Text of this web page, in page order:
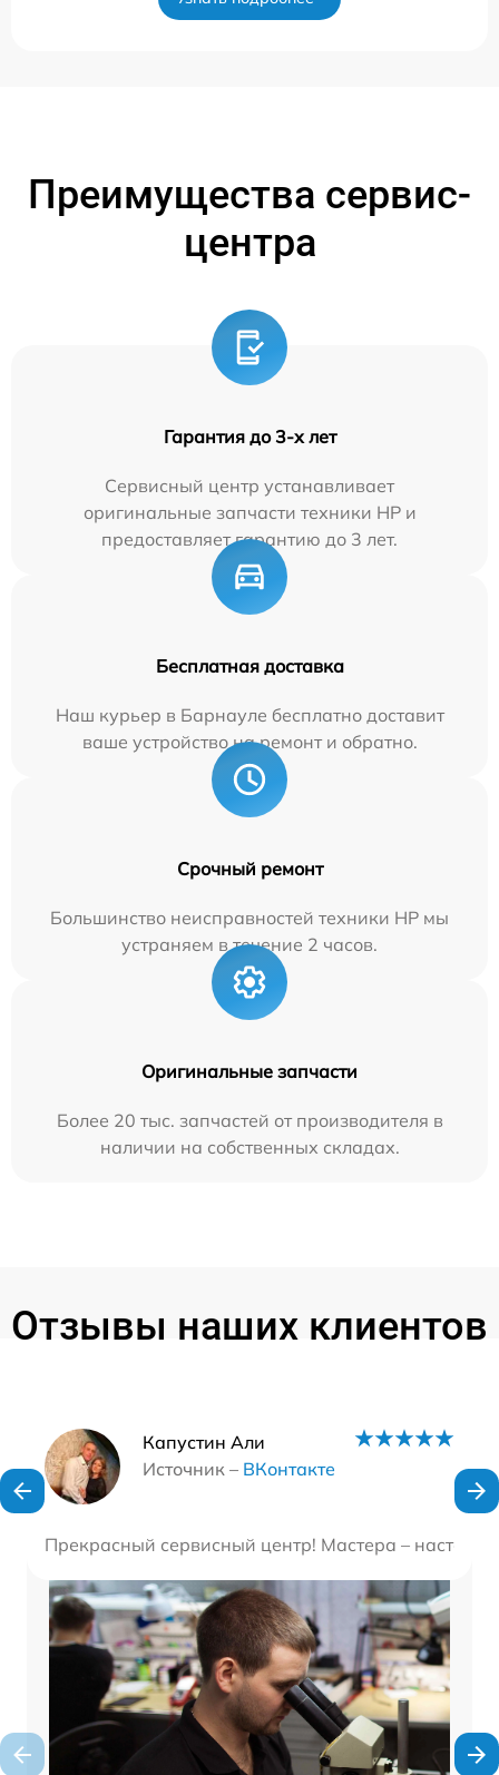
Преимущества сервис-
центра
Гарантия до 3-х лет
Сервисный центр устанавливает
оригинальные запчасти техники HP и
предоставляет гарантию до 3 лет.
Бесплатная доставка
Наш курьер в Барнауле бесплатно доставит
ваше устройство на ремонт и обратно.
Срочный ремонт
Большинство неисправностей техники HP мы
устраняем в течение 2 часов.
Оригинальные запчасти
Более 20 тыс. запчастей от производителя в
наличии на собственных складах.
Отзывы наших клиентов
Капустин Али
Источник – ВКонтакте
Прекрасный сервисный центр! Мастера –
Наши мастера